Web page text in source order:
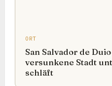
ORT
San Salvador de
versunkene Stadt
schläft